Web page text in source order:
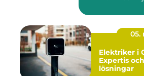
05.
Elektriker i
Expertis
lösningar